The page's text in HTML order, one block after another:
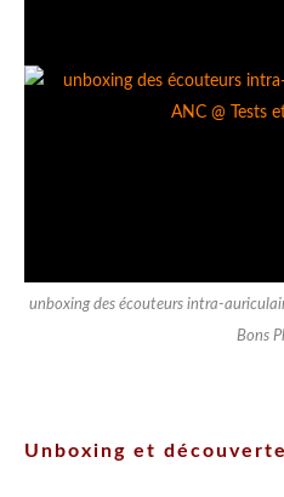
unboxing des écouteurs intra-
Bons
Unboxing et